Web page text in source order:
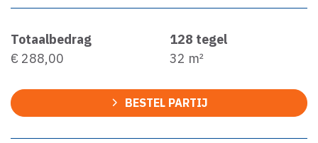
Totaalbedrag
€ 288,00
128 tegel
32 m²
BESTEL PARTIJ